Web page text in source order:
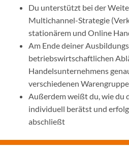
Du unterstützt bei der
Multichannel-Strategie
stationärem und Online
Am Ende deiner
betriebswirtschaftlichen
Handelsunternehmens
verschiedenen
Außerdem weißt du, wie du
individuell berätst und
abschließt